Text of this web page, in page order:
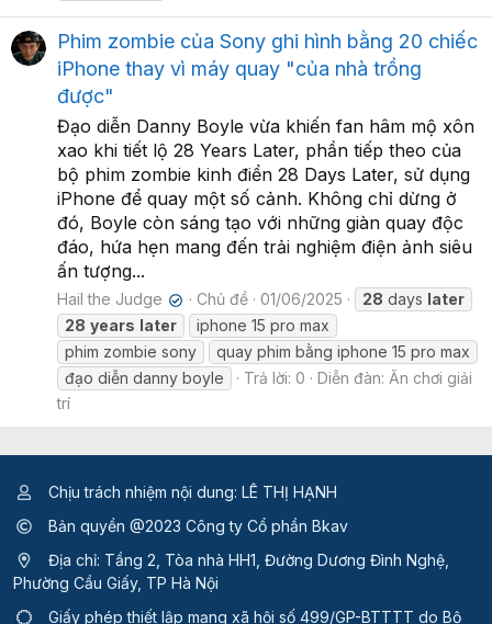
Phim zombie của Sony ghi hình bằng 20 chiếc
iPhone thay vì máy quay "của nhà trồng
được"
Đạo diễn Danny Boyle vừa khiến fan hâm mộ xôn
xao khi tiết lộ 28 Years Later, phần tiếp theo của
bộ phim zombie kinh điển 28 Days Later, sử dụng
iPhone để quay một số cảnh. Không chỉ dừng ở
đó, Boyle còn sáng tạo với những giàn quay độc
đáo, hứa hẹn mang đến trải nghiệm điện ảnh siêu
ấn tượng...
Hail the Judge ✔ Chủ đề 01/06/2025 28 days later
28 years later
iphone 15 pro max
phim zombie sony
quay phim bằng iphone 15 pro max
đạo diễn danny boyle
Trả lời: 0 Diễn đàn: Ăn chơi giải
trí
Chịu trách nhiệm nội dung: LÊ THỊ HẠNH
Bản quyền @2023 Công ty Cổ phần Bkav
Địa chỉ: Tầng 2, Tòa nhà HH1, Đường Dương Đình Nghệ,
Phường Cầu Giấy, TP Hà Nội
Giấy phép thiết lập mạng xã hội số 499/GP-BTTTT do Bộ